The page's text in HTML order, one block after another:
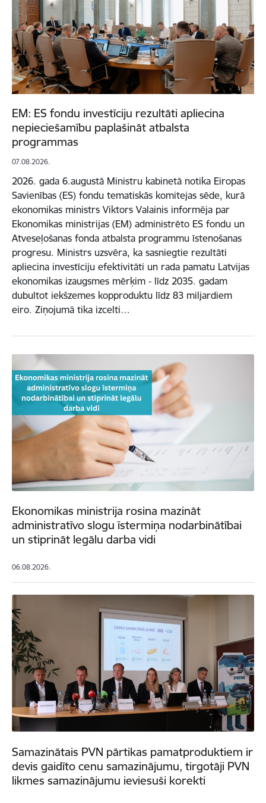
EM: ES fondu investīciju rezultāti apliecina
nepieciešamību paplašināt atbalsta
programmas
07.08.2026.
2026. gada 6.augustā Ministru kabinetā notika Eiropas
Savienības (ES) fondu tematiskās komitejas sēde, kurā
ekonomikas ministrs Viktors Valainis informēja par
Ekonomikas ministrijas (EM) administrēto ES fondu un
Atveseļošanas fonda atbalsta programmu īstenošanas
progresu. Ministrs uzsvēra, ka sasniegtie rezultāti
apliecina investīciju efektivitāti un rada pamatu Latvijas
ekonomikas izaugsmes mērķim - līdz 2035. gadam
dubultot iekšzemes kopproduktu līdz 83 miljardiem
eiro. Ziņojumā tika izcelti…
Ekonomikas ministrija rosina mazināt
administratīvo slogu īstermiņa nodarbinātībai
un stiprināt legālu darba vidi
06.08.2026.
Samazinātais PVN pārtikas pamatproduktiem ir
devis gaidīto cenu samazinājumu, tirgotāji PVN
likmes samazinājumu ieviesuši korekti